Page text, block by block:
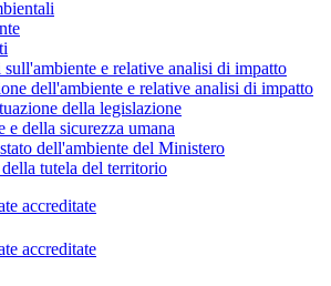
e relative analisi di impatto
dell'ambiente e relative analisi di impatto
della legislazione
e della sicurezza umana
dell'ambiente del Ministero
tutela del territorio
accreditate
accreditate